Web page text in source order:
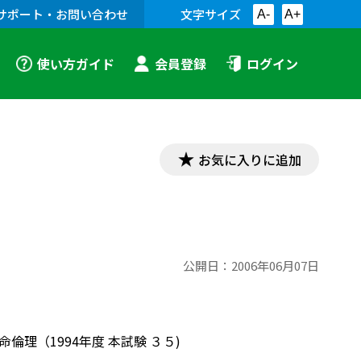
ポート・お問い合わせ 文字サイズ A- A+
使い方ガイド 会員登録 ログイン
お気に入りに追加
公開日： 2006年06月07日
理（1994年度 本試験 ３５)